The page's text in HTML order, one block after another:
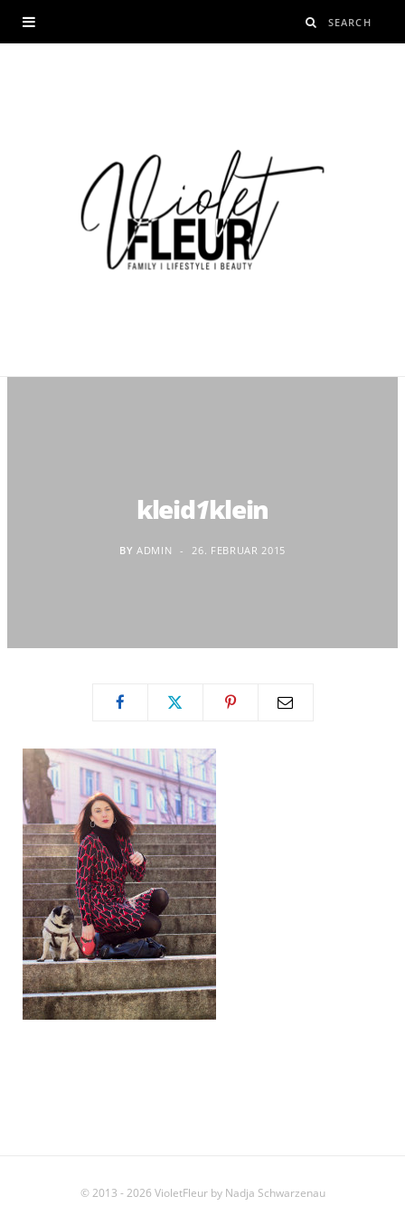
kleid1klein
BY ADMIN 26. FEBRUAR 2015
© 2013 - 2026 VioletFleur by Nadja Schwarzenau